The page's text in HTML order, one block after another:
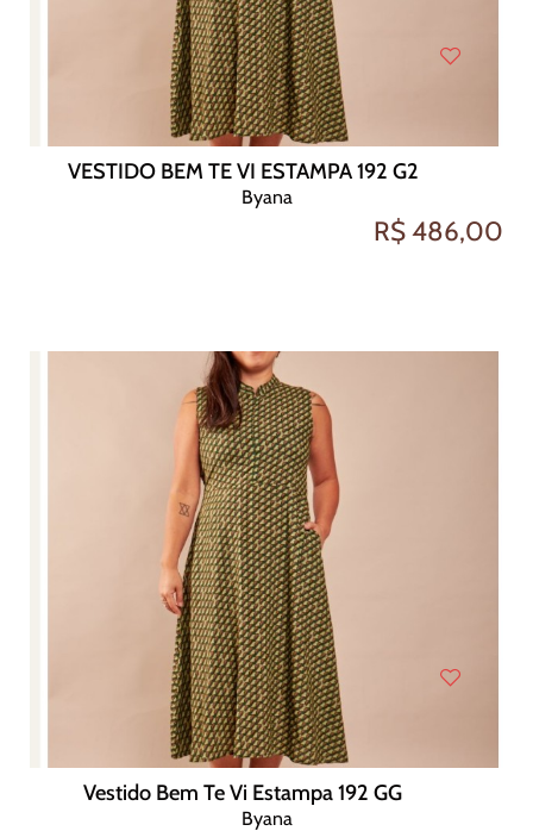
VESTIDO BEM TE VI ESTAMPA 192 G2
Byana
R$ 486,00
Vestido Bem Te Vi Estampa 192 GG
Byana